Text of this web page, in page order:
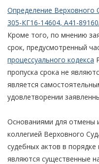
Определение Верховного
305-КГ16-14604, А41-
Кроме того, по мнению
срок, предусмотренный
процессуального кодекса
пропуска срока не
является
удовлетворении
Основаниями для отмены
коллегией Верховного
судебных актов в порядке
являются существенные